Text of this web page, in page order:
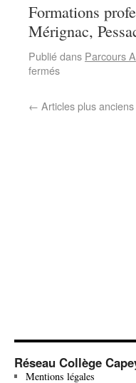
Formations
Mérignac,
Publié dans Parcours
fermés
← Articles plus anciens
Réseau Collège
Mentions légales